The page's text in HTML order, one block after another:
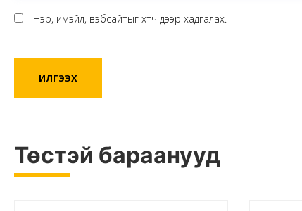
Нэр, имэйл, вэбсайтыг хөтөч дээр хадгалах.
Төстэй бараанууд